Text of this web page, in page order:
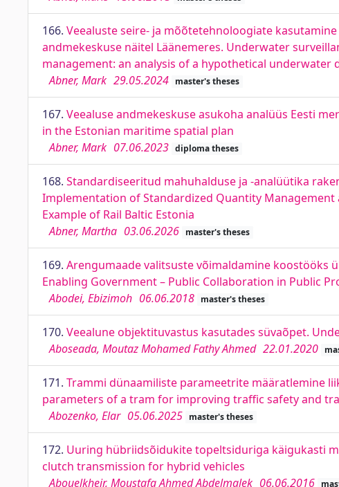
166. Veealuste seire- ja mõõtetehnoloogiate
andmekeskuse näitel Läänemeres. Underwater
management: an analysis of a hypothetical underwater
Abner, Mark 29.05.2024 master's theses
167. Veealuse andmekeskuse asukoha analüüs Eesti
in the Estonian maritime spatial plan
Abner, Mark 07.06.2023 diploma theses
168. Standardiseeritud mahuhalduse ja -analüütika
Implementation of Standardized Quantity
Example of Rail Baltic Estonia
Abner, Martha 03.06.2026 master's theses
169. Arengumaade valitsuste võimaldamine koostööks
Enabling Government – Public Collaboration in Public
Abodei, Ebizimoh 06.06.2018 master's theses
170. Veealune objektituvastus kasutades süvaõpet.
Aboseada, Moutaz Mohamed Fathy Ahmed 22.01.2020
171. Trammi dünaamiliste parameetrite määratlemine
parameters of a tram for improving traffic safety and
Abozenko, Elar 05.06.2025 master's theses
172. Uuring hübriidsõidukite topeltsiduriga käigukasti
clutch transmission for hybrid vehicles
Abouelkheir, Moustafa Ahmed Abdelmalek 06.06.2016